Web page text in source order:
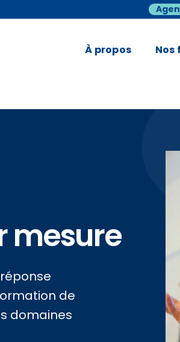
À propos Nos
mesure
de
domaines